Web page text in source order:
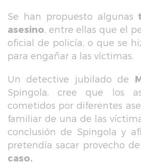
Se han propuesto algunas
asesino, entre ellas que el
oficial de policía, o que se
para engañar a las víctimas.
Un detective jubilado de
Spingola, cree que los
cometidos por diferentes
familiar de una de las
conclusión de Spingola y
pretendía sacar provecho
caso.